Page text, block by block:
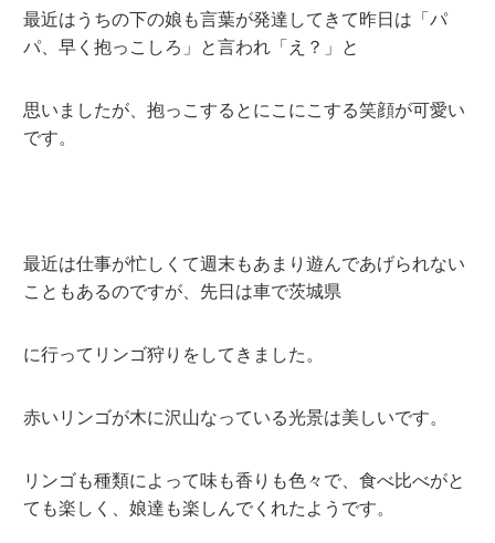
最近はうちの下の娘も言葉が発達してきて昨日は「パ
パ、早く抱っこしろ」と言われ「え？」と
思いましたが、抱っこするとにこにこする笑顔が可愛い
です。
最近は仕事が忙しくて週末もあまり遊んであげられない
こともあるのですが、先日は車で茨城県
に行ってリンゴ狩りをしてきました。
赤いリンゴが木に沢山なっている光景は美しいです。
リンゴも種類によって味も香りも色々で、食べ比べがと
ても楽しく、娘達も楽しんでくれたようです。